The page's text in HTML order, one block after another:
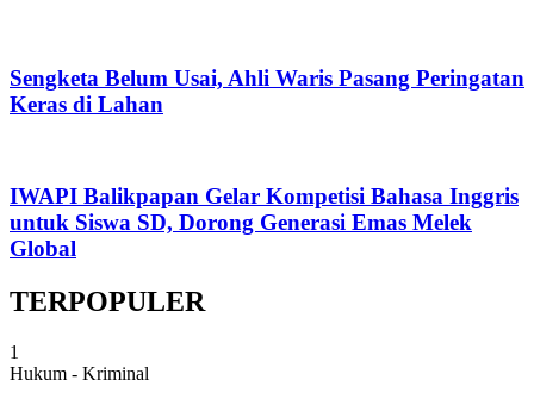
Sengketa Belum Usai, Ahli Waris Pasang Peringatan
Keras di Lahan
IWAPI Balikpapan Gelar Kompetisi Bahasa Inggris
untuk Siswa SD, Dorong Generasi Emas Melek
Global
TERPOPULER
1
Hukum - Kriminal